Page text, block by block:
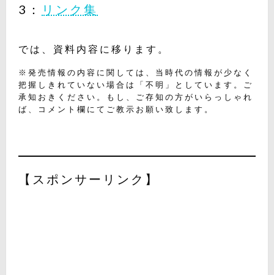
3： リンク集
では、資料内容に移ります。
※発売情報の内容に関しては、当時代の情報が少なく
把握しきれていない場合は「不明」としています。ご
承知おきください。もし、ご存知の方がいらっしゃれ
ば、コメント欄にてご教示お願い致します。
【スポンサーリンク】